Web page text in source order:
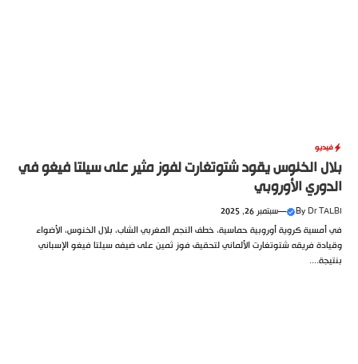
فيديو
بلال الخنوس يقود شتوتغارت لفوز مثير على سيلتا فيغو في
الدوري الأوروبي
By Dr TALBI
—سبتمبر 26, 2025
في أمسية كروية أوروبية حماسية، خطف النجم المغربي الشاب، بلال الخنوس، الأضواء
وقيادة فريقه شتوتغارت الألماني لتحقيق فوز ثمين على ضيفه سيلتا فيغو الإسباني
بنتيجة....